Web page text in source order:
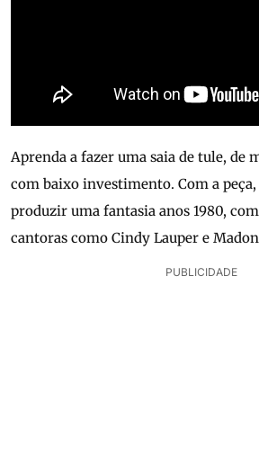
Aprenda a fazer uma saia de tule, de
com baixo investimento. Com a
produzir uma fantasia anos 1980,
cantoras como Cindy Lauper e
PUBLICIDADE